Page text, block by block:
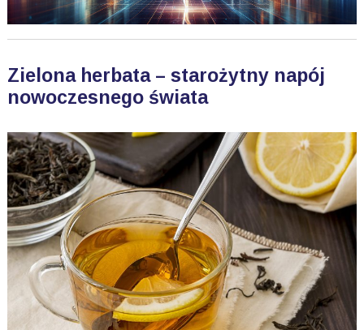
Zielona herbata – starożytny napój
nowoczesnego świata